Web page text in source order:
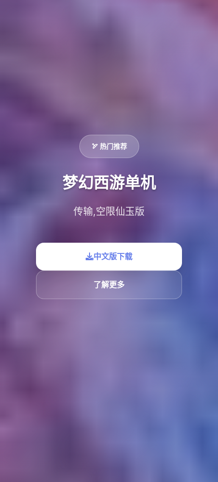
🏹 热门推荐
梦幻西游单机
传输,空限仙玉版
中文版下载
了解更多